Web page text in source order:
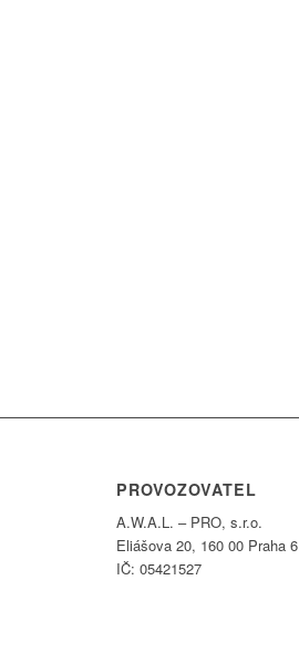
PROVOZOVATEL
A.W.A.L. – PRO, s.r.o.
Eliášova 20, 160 00 Praha 6
IČ: 05421527